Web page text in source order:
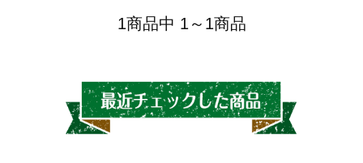
1商品中 1～1商品